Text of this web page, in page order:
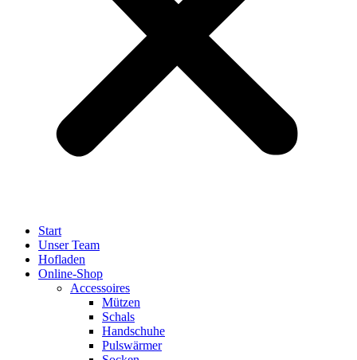
Start
Unser Team
Hofladen
Online-Shop
Accessoires
Mützen
Schals
Handschuhe
Pulswärmer